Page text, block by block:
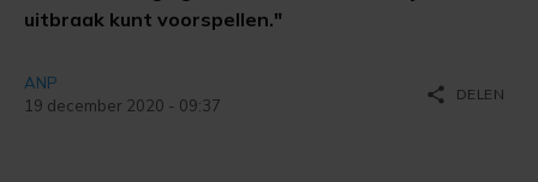
uitbraak kunt voorspellen."
ANP
19 december 2020 - 09:37
share DELEN